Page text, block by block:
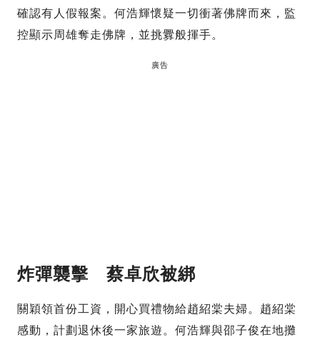
確認有人假報案。何浩輝懷疑一切衝著佛牌而來，監
控顯示周雄奪走佛牌，並挑釁般揮手。
廣告
炸彈襲擊 蔡卓欣被綁
關穎領首份工資，開心買禮物給趙紹棠夫婦。趙紹棠
感動，計劃退休後一家旅遊。何浩輝與邵子俊在地攤